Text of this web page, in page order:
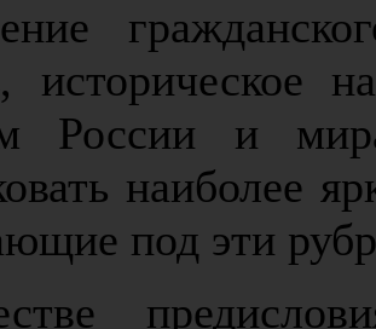
историческое
России и
наиболее
под эти